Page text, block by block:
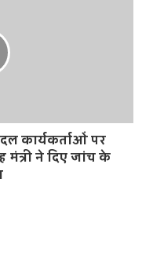
कार्यकर्ताओं पर
मंत्री ने दिए जांच के